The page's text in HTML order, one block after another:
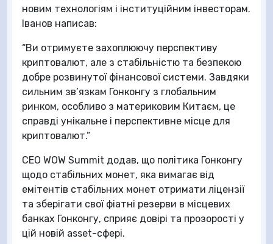
новим технологіям і інституційним інвесторам.
Іванов написав:
“Ви отримуєте захоплюючу перспективу
криптовалют, але з стабільністю та безпекою
добре розвинутої фінансової системи. Завдяки
сильним зв’язкам Гонконгу з глобальним
ринком, особливо з материковим Китаєм, це
справді унікальне і перспективне місце для
криптовалют.”
CEO WOW Summit додав, що політика Гонконгу
щодо стабільних монет, яка вимагає від
емітентів стабільних монет отримати ліцензії
та зберігати свої фіатні резерви в місцевих
банках Гонконгу, сприяє довірі та прозорості у
цій новій asset-сфері.